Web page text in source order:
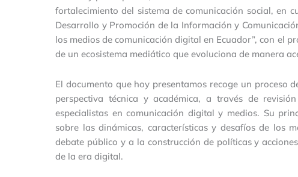
fortalecimiento del sistema de comunicación social, en
Desarrollo y Promoción de la Información y
los medios de comunicación digital en Ecuador”, con el
de un ecosistema mediático que evoluciona de manera
El documento que hoy presentamos recoge un proceso
perspectiva técnica y académica, a través de
especialistas en comunicación digital y medios. Su
sobre las dinámicas, características y desafíos de los
debate público y a la construcción de políticas y
de la era digital.